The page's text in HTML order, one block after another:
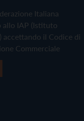
Italiana
allo IAP (Istituto
il Codice di
Commerciale